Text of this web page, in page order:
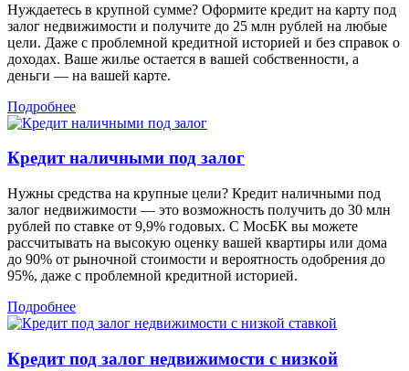
Нуждаетесь в крупной сумме? Оформите кредит на карту под
залог недвижимости и получите до 25 млн рублей на любые
цели. Даже с проблемной кредитной историей и без справок о
доходах. Ваше жилье остается в вашей собственности, а
деньги — на вашей карте.
Подробнее
Кредит наличными под залог
Нужны средства на крупные цели? Кредит наличными под
залог недвижимости — это возможность получить до 30 млн
рублей по ставке от 9,9% годовых. С МосБК вы можете
рассчитывать на высокую оценку вашей квартиры или дома
до 90% от рыночной стоимости и вероятность одобрения до
95%, даже с проблемной кредитной историей.
Подробнее
Кредит под залог недвижимости с низкой